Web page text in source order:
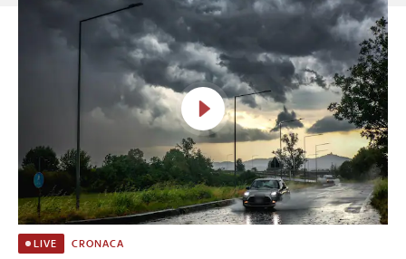
LIVE CRONACA